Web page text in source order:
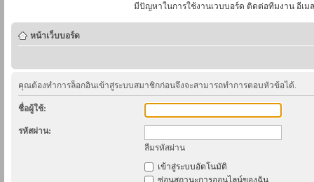
มีปัญหาในการใช้งานเวบบอร์ด ติดต่อทีมงาน อีเม
หน้าเว็บบอร์ด
คุณต้องทำการล็อกอินเข้าสู่ระบบสมาชิกก่อนจึงจะสามารถทำการตอบหัวข้อได้.
ชื่อผู้ใช้:
รหัสผ่าน:
ลืมรหัสผ่าน
เข้าสู่ระบบอัตโนมัติ
ซ่อนสถานะการออนไลน์ของฉัน